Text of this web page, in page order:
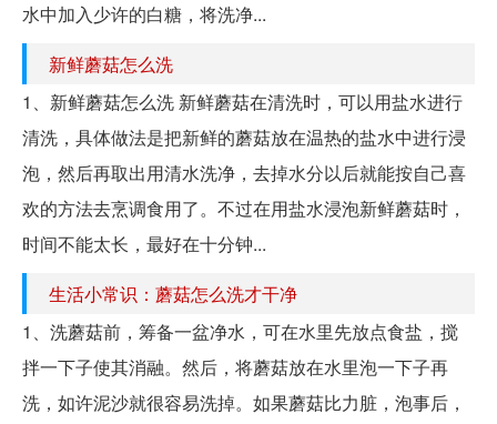
水中加入少许的白糖，将洗净...
新鲜蘑菇怎么洗
1、新鲜蘑菇怎么洗 新鲜蘑菇在清洗时，可以用盐水进行
清洗，具体做法是把新鲜的蘑菇放在温热的盐水中进行浸
泡，然后再取出用清水洗净，去掉水分以后就能按自己喜
欢的方法去烹调食用了。不过在用盐水浸泡新鲜蘑菇时，
时间不能太长，最好在十分钟...
生活小常识：蘑菇怎么洗才干净
1、洗蘑菇前，筹备一盆净水，可在水里先放点食盐，搅
拌一下子使其消融。然后，将蘑菇放在水里泡一下子再
洗，如许泥沙就很容易洗掉。如果蘑菇比力脏，泡事后，